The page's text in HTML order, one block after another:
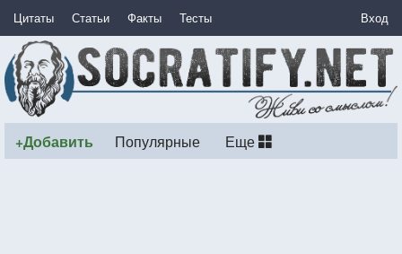
Цитаты Статьи Факты Тесты Вход
+Добавить Популярные Еще